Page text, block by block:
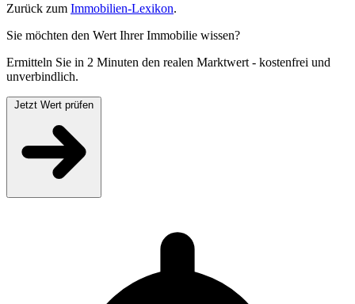
Zurück zum Immobilien-Lexikon.
Sie möchten den Wert Ihrer Immobilie wissen?
Ermitteln Sie in 2 Minuten den realen Marktwert - kostenfrei und
unverbindlich.